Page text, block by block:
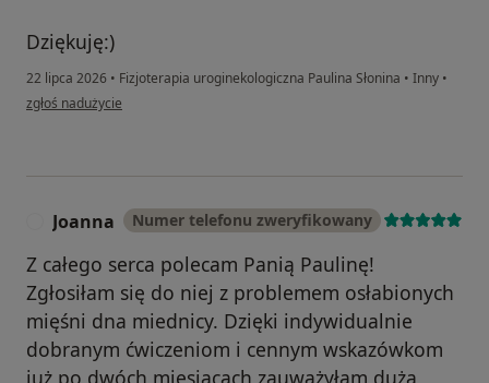
Dziękuję:)
22 lipca 2026 • Fizjoterapia uroginekologiczna Paulina Słonina • Inny •
w opinii użytkownika Karolina
zgłoś nadużycie
Joanna Numer telefonu zweryfikowany
Z całego serca polecam Panią Paulinę!
Zgłosiłam się do niej z problemem osłabionych
mięśni dna miednicy. Dzięki indywidualnie
dobranym ćwiczeniom i cennym wskazówkom
już po dwóch miesiącach zauważyłam dużą